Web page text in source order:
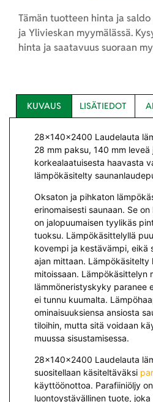
Tämän tuotteen hinta ja
ja Ylivieskan myymälässä.
hinta ja saatavuus suoraan
KUVAUS LISÄTIEDOT
28x140x2400 Laudelauta
28 mm paksu, 140 mm
korkealaatuisesta haavasta
lämpökäsitelty
Oksaton ja pihkaton
erinomaisesti saunaan. Se
on jalopuumaisen tyylikäs
tuoksu. Lämpökäsittelyllä
kovempi ja kestävämpi, eikä
ajan mittaan. Lämpökäsitelty
mitoissaan. Lämpökäsittelyn
lämmöneristyskyky paranee
ei tunnu kuumalta.
ominaisuuksiensa ansiosta
tiloihin, mutta sitä voidaan
muussa sisustamisessa.
28x140x2400 Laudelauta
suositellaan käsiteltäväksi
käyttöönottoa. Parafiiniöljy
luontoystävällinen tuote,